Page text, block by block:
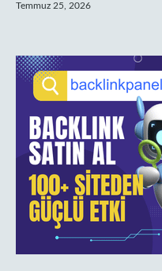
Temmuz 25, 2026